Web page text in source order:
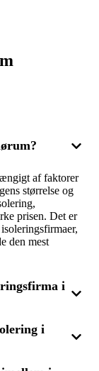
af faktorer
størrelse og
prisen. Det er
den mest
i
kan du
firma med
i